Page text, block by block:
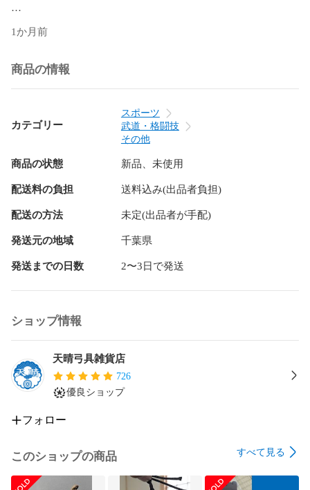
「弦を張ったまま、弓を調節したい」そんな竹弓の調整時に
られます。
ひとつひとつ丁寧に仕上げています。
大量生産が難しい小さな工房での製作となるため、一度にお
届けできる数には限りがございます。（※完売時は次回の製作
【製品詳細】
●素材: EVAフォーム
●入り数: 2個
●カラー：黒
います。これは、遠的矢のような細い矢でもしっかりとホー
クルっと回しながらねじ込むように挿入するとスムーズに装
着できます。
【発送について】
通常、ご注文の翌日、または翌々日にクリックポストにて発
送いたします。その後2〜4日程度でポストへ投函されます。
（土日祝日、長期休暇期間の発送は行っておりません）
ご購入前に、必ず「ショップ情報」をご一読ください。
引き交渉についてなど、大切なお知らせを記載しておりま
1か月前
商品の情報
カテゴリー
スポーツ
武道・格闘技
その他
商品の状態 新品、未使用
配送料の負担 送料込み(出品者負担)
配送の方法 未定(出品者が手配)
発送元の地域 千葉県
発送までの日数 2〜3日で発送
ショップ情報
天晴弓具雑貨店
726
優良ショップ
フォロー
このショップの商品 すべて見る